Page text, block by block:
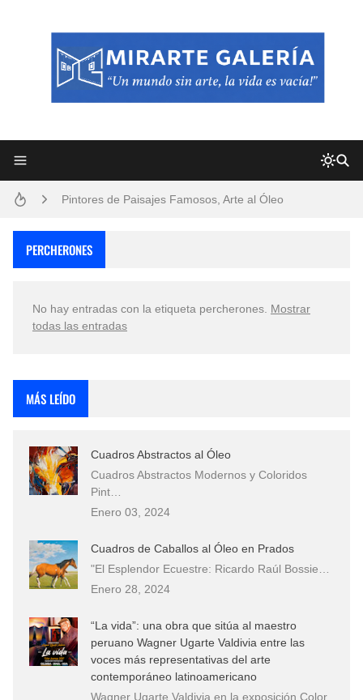
Pintores de Paisajes Famosos, Arte al Óleo
Que significan los cuadros de negras africanas?
El mundo del arte en pintura surrealista
PERCHERONES
No hay entradas con la etiqueta percherones Mostrar
todas las entradas
MÁS LEÍDO
Cuadros Abstractos al Óleo
Cuadros Abstractos Modernos y Coloridos
Pint…
Enero 03, 2024
Cuadros de Caballos al Óleo en Prados
"El Esplendor Ecuestre: Ricardo Raúl Bossie…
Enero 28, 2024
“La vida”: una obra que sitúa al maestro
peruano Wagner Ugarte Valdivia entre las
voces más representativas del arte
contemporáneo latinoamericano
Wagner Ugarte Valdivia en la exposición Color